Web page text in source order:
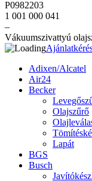
P0982203
1 001 000 041
–
Vákuumszivattyú
Adixen/Alcatel
Air24
Becker
Olajszűrő
Lapát
BGS
Busch